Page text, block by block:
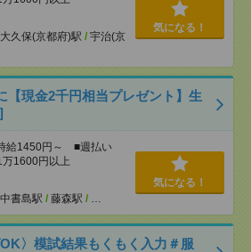
大久保(京都府)駅 / 宇治(京
気になる！
【現金2千円相当プレゼント】生
給1450円～ ■週払い
1600円以上
中書島駅 / 藤森駅 / …
気になる！
〉模試結果もくもく入力＃服